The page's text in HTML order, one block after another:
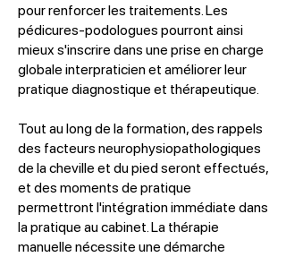
pour renforcer les traitements. Les
pédicures-podologues pourront ainsi
mieux s'inscrire dans une prise en charge
globale interpraticien et améliorer leur
pratique diagnostique et thérapeutique.
Tout au long de la formation, des rappels
des facteurs neurophysiopathologiques
de la cheville et du pied seront effectués,
et des moments de pratique
permettront l'intégration immédiate dans
la pratique au cabinet. La thérapie
manuelle nécessite une démarche